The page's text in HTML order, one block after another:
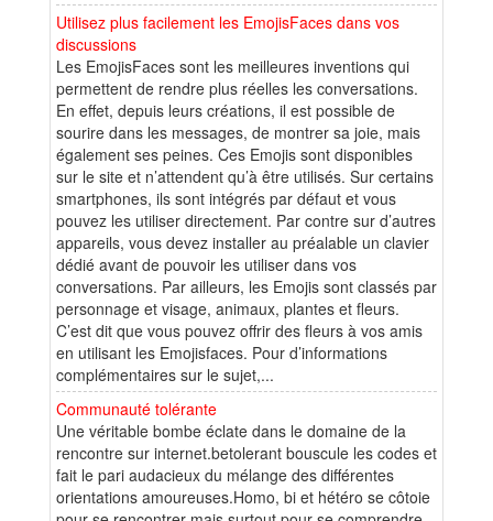
Utilisez plus facilement les EmojisFaces dans vos
discussions
Les EmojisFaces sont les meilleures inventions qui
permettent de rendre plus réelles les conversations.
En effet, depuis leurs créations, il est possible de
sourire dans les messages, de montrer sa joie, mais
également ses peines. Ces Emojis sont disponibles
sur le site et n’attendent qu’à être utilisés. Sur certains
smartphones, ils sont intégrés par défaut et vous
pouvez les utiliser directement. Par contre sur d’autres
appareils, vous devez installer au préalable un clavier
dédié avant de pouvoir les utiliser dans vos
conversations. Par ailleurs, les Emojis sont classés par
personnage et visage, animaux, plantes et fleurs.
C’est dit que vous pouvez offrir des fleurs à vos amis
en utilisant les Emojisfaces. Pour d’informations
complémentaires sur le sujet,...
Communauté tolérante
Une véritable bombe éclate dans le domaine de la
rencontre sur internet.betolerant bouscule les codes et
fait le pari audacieux du mélange des différentes
orientations amoureuses.Homo, bi et hétéro se côtoie